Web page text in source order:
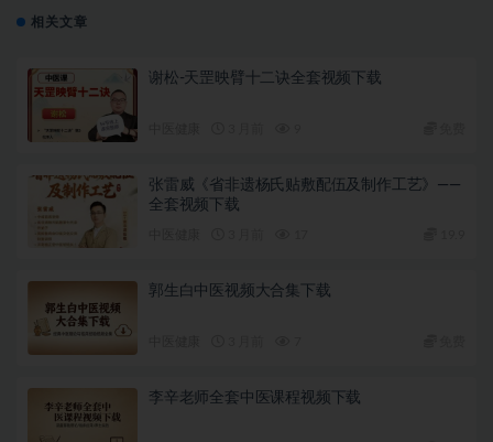
相关文章
谢松-天罡映臂十二诀全套视频下载
张雷威《省非遗杨氏贴敷配伍及制作工艺》——
全套视频下载
郭生白中医视频大合集下载
李辛老师全套中医课程视频下载